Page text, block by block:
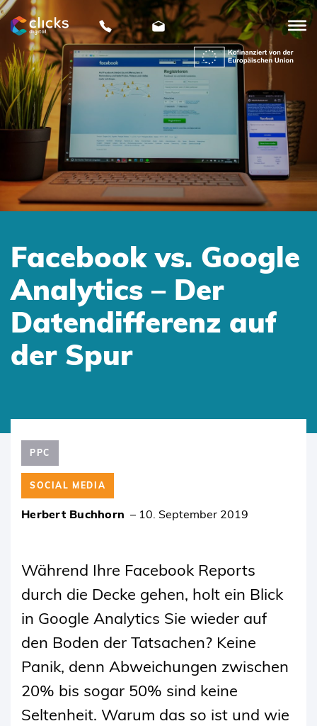
clicks
digital
Facebook vs. Google
Analytics – Der
Datendifferenz auf
der Spur
PPC
SOCIAL MEDIA
Herbert Buchhorn – 10. September 2019
Während Ihre Facebook Reports
durch die Decke gehen, holt ein Blick
in Google Analytics Sie wieder auf
den Boden der Tatsachen? Keine
Panik, denn Abweichungen zwischen
20% bis sogar 50% sind keine
Seltenheit. Warum das so ist und wie